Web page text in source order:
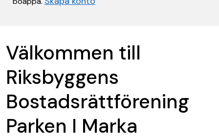
Välkommen till
Riksbyggens
Bostadsrättförening
Parken I Marka